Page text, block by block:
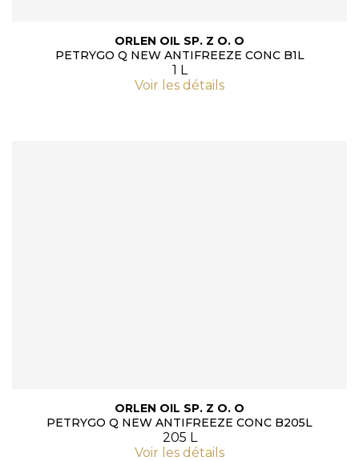
ORLEN OIL SP. Z O. O
PETRYGO Q NEW ANTIFREEZE CONC B1L
1 L
Voir les détails
ORLEN OIL SP. Z O. O
PETRYGO Q NEW ANTIFREEZE CONC B205L
205 L
Voir les détails